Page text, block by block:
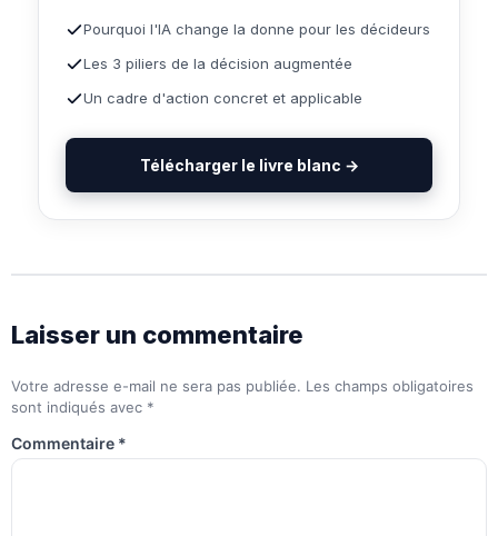
Pourquoi l'IA change la donne pour les décideurs
Les 3 piliers de la décision augmentée
Un cadre d'action concret et applicable
Télécharger le livre blanc →
Laisser un commentaire
Votre adresse e-mail ne sera pas publiée. Les champs obligatoires
sont indiqués avec *
Commentaire *